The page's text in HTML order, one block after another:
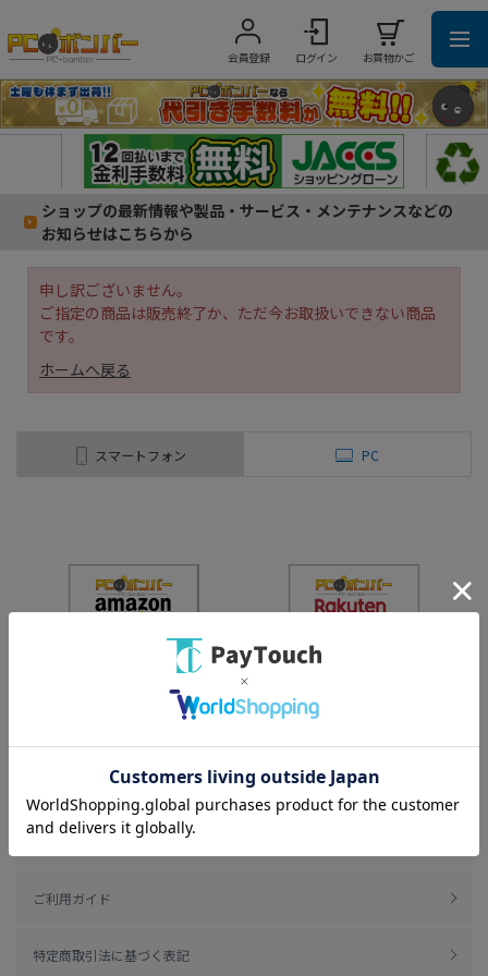
会員登録 ログイン お買物かご
ショップの最新情報や製品・サービス・メンテナンスなどの
お知らせはこちらから
申し訳ございません。
ご指定の商品は販売終了か、ただ今お取扱いできない商品
です。
ホームへ戻る
スマートフォン PC
ご利用ガイド
特定商取引法に基づく表記